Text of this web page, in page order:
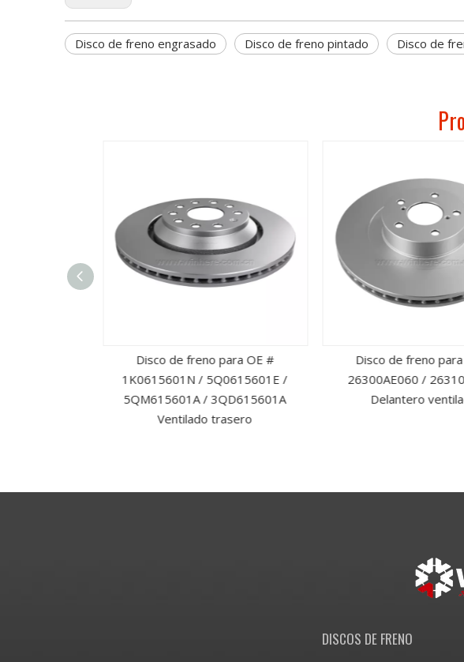
Disco de freno engrasado Disco de freno pintado Disco de
Disco de freno para OE #
1K0615601N / 5Q0615601E /
5QM615601A / 3QD615601A
Ventilado trasero
Disco de freno para
26300AE060 /
Delantero
DISCOS DE FRENO